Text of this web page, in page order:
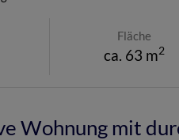
Fläche
ca. 63 m2
Wohnung mit